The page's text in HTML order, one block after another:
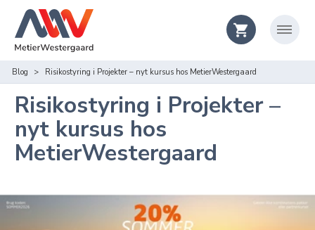
Blog Risikostyring i Projekter – nyt kursus hos MetierWestergaard
Risikostyring i Projekter –
nyt kursus hos
MetierWestergaard